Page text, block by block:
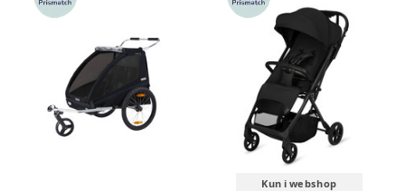
Kun i webshop